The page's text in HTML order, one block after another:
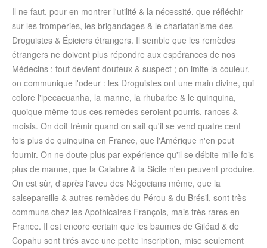
Il ne faut, pour en montrer l'utilité & la nécessité, que réfléchir
sur les tromperies, les brigandages & le charlatanisme des
Droguistes & Épiciers étrangers. Il semble que les remèdes
étrangers ne doivent plus répondre aux espérances de nos
Médecins : tout devient douteux & suspect ; on imite la couleur,
on communique l'odeur : les Droguistes ont une main divine, qui
colore l'ipecacuanha, la manne, la rhubarbe & le quinquina,
quoique même tous ces remèdes seroient pourris, rances &
moisis. On doit frémir quand on sait qu'il se vend quatre cent
fois plus de quinquina en France, que l'Amérique n'en peut
fournir. On ne doute plus par expérience qu'il se débite mille fois
plus de manne, que la Calabre & la Sicile n'en peuvent produire.
On est sûr, d'après l'aveu des Négocians même, que la
salsepareille & autres remèdes du Pérou & du Brésil, sont très
communs chez les Apothicaires François, mais très rares en
France. Il est encore certain que les baumes de Giléad & de
Copahu sont tirés avec une petite inscription, mise seulement